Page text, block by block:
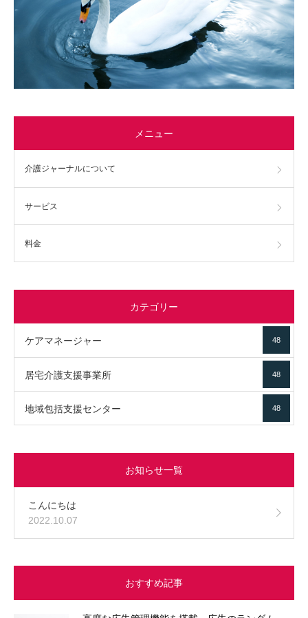
メニュー
介護ジャーナルについて
サービス
料金
カテゴリー
ケアマネージャー 48
居宅介護支援事業所 48
地域包括支援センター 48
お知らせ一覧
こんにちは
2022.10.07
おすすめ記事